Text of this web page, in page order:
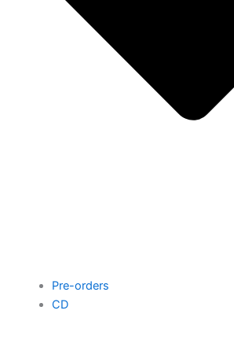
Pre-orders
CD